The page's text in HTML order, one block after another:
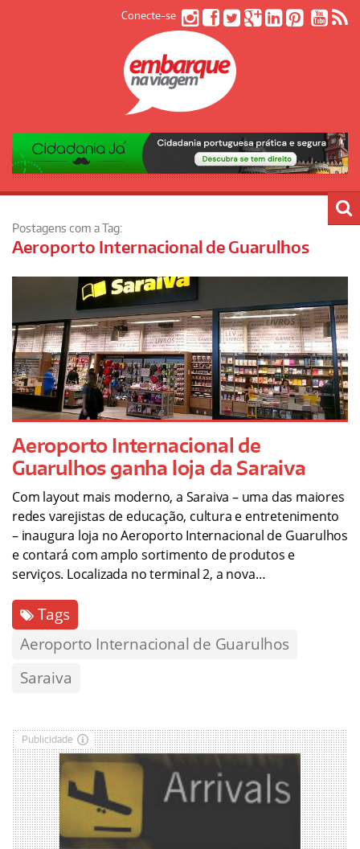
Conecte-se
Postagens com a Tag:
Aeroporto Internacional de Guarulhos
Aeroporto Internacional de
Guarulhos ganha loja da Saraiva
Com layout mais moderno, a Saraiva – uma das maiores
redes varejistas de educação, cultura e entretenimento
– inaugura loja no Aeroporto Internacional de Guarulhos
e contará com amplo sortimento de produtos e
serviços. Localizada no terminal 2, a nova…
Tags
Aeroporto Internacional de Guarulhos
Saraiva
Publicidade